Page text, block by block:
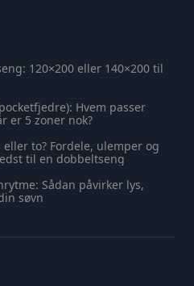
120×200 eller 140×200 til
Hvem passer
er 5 zoner nok?
to? Fordele, ulemper og
til en dobbeltseng
Sådan påvirker lys,
søvn